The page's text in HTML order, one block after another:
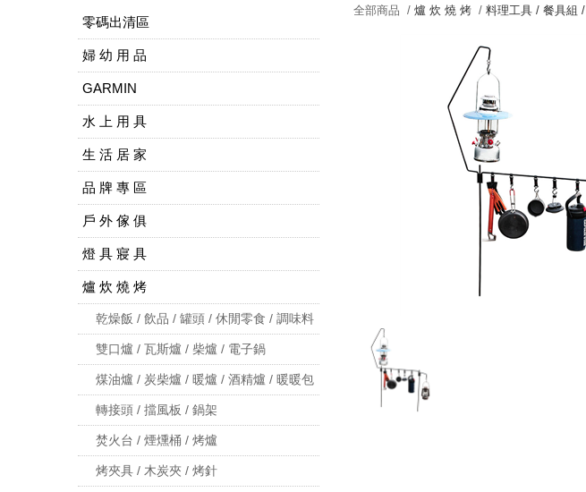
零碼出清區
婦 幼 用 品
GARMIN
水 上 用 具
生 活 居 家
品 牌 專 區
戶 外 傢 俱
燈 具 寢 具
爐 炊 燒 烤
乾燥飯 / 飲品 / 罐頭 / 休閒零食 / 調味料
雙口爐 / 瓦斯爐 / 柴爐 / 電子鍋
煤油爐 / 炭柴爐 / 暖爐 / 酒精爐 / 暖暖包
轉接頭 / 擋風板 / 鍋架
焚火台 / 煙燻桶 / 烤爐
烤夾具 / 木炭夾 / 烤針
全部商品 / 爐 炊 燒 烤/ 料理工具 / 餐具組